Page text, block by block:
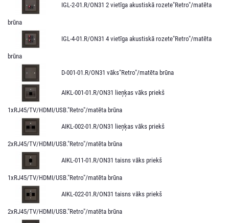
IGL-2-01.R/ON31 2 vietīga akustiskā rozete"Retro"/matēta
brūna
IGL-4-01.R/ON31 4 vietīga akustiskā rozete"Retro"/matēta
brūna
D-001-01.R/ON31 vāks"Retro"/matēta brūna
AIKL-001-01.R/ON31 lieņķas vāks priekš
1xRJ45/TV/HDMI/USB."Retro"/matēta brūna
AIKL-002-01.R/ON31 lieņķas vāks priekš
2xRJ45/TV/HDMI/USB."Retro"/matēta brūna
AIKL-011-01.R/ON31 taisns vāks priekš
1xRJ45/TV/HDMI/USB."Retro"/matēta brūna
AIKL-022-01.R/ON31 taisns vāks priekš
2xRJ45/TV/HDMI/USB."Retro"/matēta brūna